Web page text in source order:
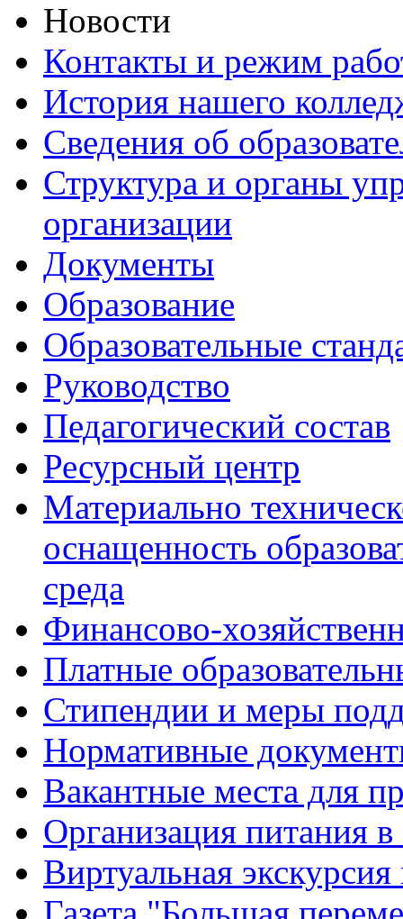
Новости
Контакты и режим
История нашего
Сведения об
Структура и органы
организации
Документы
Образование
Образовательные
Руководство
Педагогический состав
Ресурсный центр
Материально
оснащенность
среда
Финансово-
Платные
Стипендии и меры
Нормативные
Вакантные места для
Организация питания в
Виртуальная